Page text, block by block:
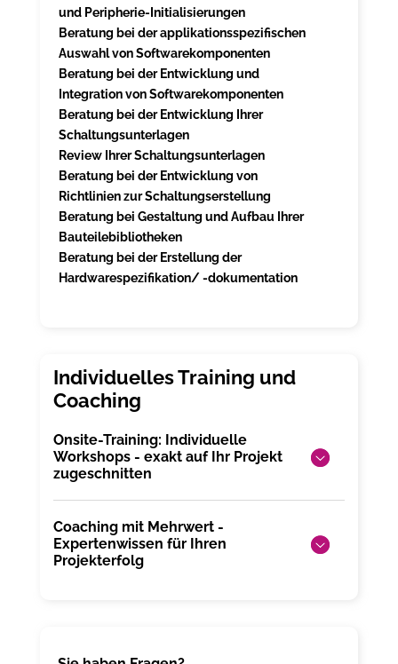
und Peripherie-Initialisierungen
Beratung bei der applikationsspezifischen
Auswahl von Softwarekomponenten
Beratung bei der Entwicklung und
Integration von Softwarekomponenten
Beratung bei der Entwicklung Ihrer
Schaltungsunterlagen
Review Ihrer Schaltungsunterlagen
Beratung bei der Entwicklung von
Richtlinien zur Schaltungserstellung
Beratung bei Gestaltung und Aufbau Ihrer
Bauteilebibliotheken
Beratung bei der Erstellung der
Hardwarespezifikation/ -dokumentation
Onsite-Training: Individuelle
Workshops - exakt auf Ihr Projekt
zugeschnitten
Coaching mit Mehrwert -
Expertenwissen für Ihren
Projekterfolg